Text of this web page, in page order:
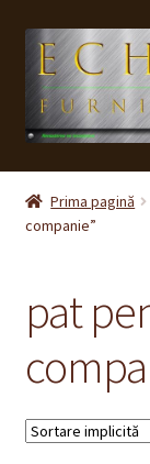
Sari
navigare
Sari
conținut
Prima pagină
CONTACT
Prima pagină
companie”
pat